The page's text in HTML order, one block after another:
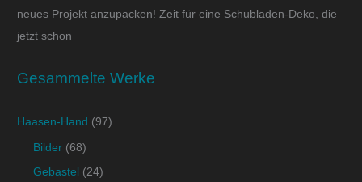
neues Projekt anzupacken! Zeit für eine Schubladen-Deko, die
jetzt schon
Gesammelte Werke
Haasen-Hand (97)
Bilder (68)
Gebastel (24)